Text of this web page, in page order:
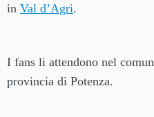
in Val d’Agri.
I fans li attendono nel
provincia di Potenza.